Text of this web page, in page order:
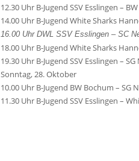
12.30 Uhr B-Jugend SSV Esslingen –
14.00 Uhr B-Jugend White Sharks
16.00 Uhr DWL SSV Esslingen – SC
18.00 Uhr B-Jugend White Sharks
19.30 Uhr B-Jugend SSV Esslingen –
Sonntag, 28. Oktober
10.00 Uhr B-Jugend BW Bochum – SG
11.30 Uhr B-Jugend SSV Esslingen –